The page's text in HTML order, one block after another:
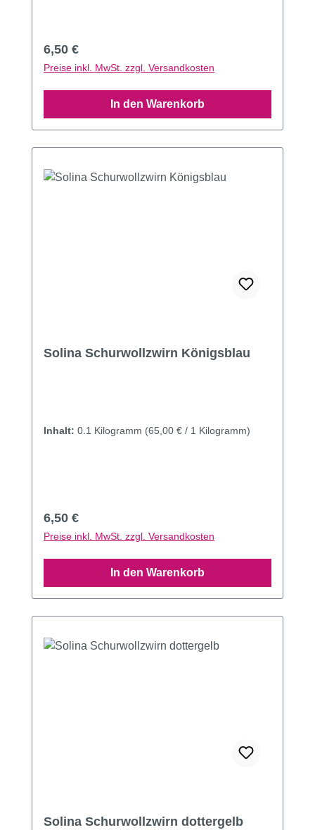
Regulärer Preis:
6,50 €
Preise inkl. MwSt. zzgl. Versandkosten
In den Warenkorb
Solina Schurwollzwirn Königsblau
Inhalt: 0.1 Kilogramm (65,00 € / 1 Kilogramm)
Regulärer Preis:
6,50 €
Preise inkl. MwSt. zzgl. Versandkosten
In den Warenkorb
Solina Schurwollzwirn dottergelb